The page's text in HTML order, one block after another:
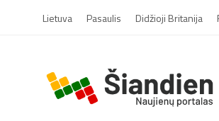
Lietuva Pasaulis Didžioji Britanija
S